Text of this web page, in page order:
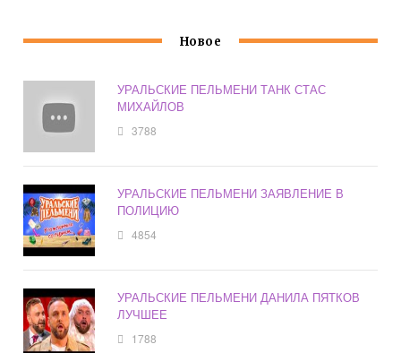
Новое
УРАЛЬСКИЕ ПЕЛЬМЕНИ ТАНК СТАС
МИХАЙЛОВ
3788
УРАЛЬСКИЕ ПЕЛЬМЕНИ ЗАЯВЛЕНИЕ В
ПОЛИЦИЮ
4854
УРАЛЬСКИЕ ПЕЛЬМЕНИ ДАНИЛА ПЯТКОВ
ЛУЧШЕЕ
1788